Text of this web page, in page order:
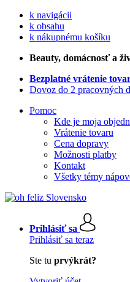
k navigácii
k obsahu
k nákupnému košíku
Beauty, domácnosť a
Bezplatné vrátenie
Dovoz do 2 pracovných
Pomoc
Kde je moja
Vrátenie tovaru
Cena dopravy
Možnosti platby
Kontakt
Všetky témy
Prihlásiť sa
Prihlásiť sa teraz
Ste tu prvýkrát?